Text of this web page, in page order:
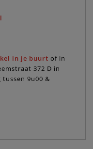
in je buurt of in
372 D in
9u00 &